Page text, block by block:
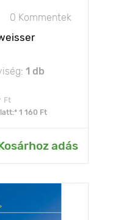
0 Kommentek
1 db
Ft
1 160 Ft
adás